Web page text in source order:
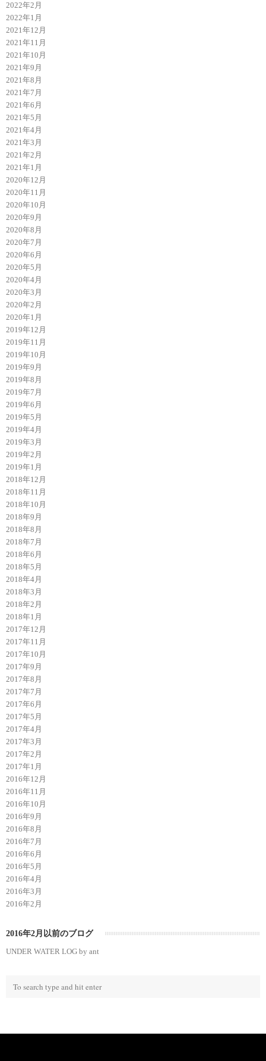
2022年2月
2022年1月
2021年12月
2021年11月
2021年10月
2021年9月
2021年8月
2021年7月
2021年6月
2021年5月
2021年4月
2021年3月
2021年2月
2021年1月
2020年12月
2020年11月
2020年10月
2020年9月
2020年8月
2020年7月
2020年6月
2020年5月
2020年4月
2020年3月
2020年2月
2020年1月
2019年12月
2019年11月
2019年10月
2019年9月
2019年8月
2019年7月
2019年6月
2019年5月
2019年4月
2019年3月
2019年2月
2019年1月
2018年12月
2018年11月
2018年10月
2018年9月
2018年8月
2018年7月
2018年6月
2018年5月
2018年4月
2018年3月
2018年2月
2018年1月
2017年12月
2017年11月
2017年10月
2017年9月
2017年8月
2017年7月
2017年6月
2017年5月
2017年4月
2017年3月
2017年2月
2017年1月
2016年12月
2016年11月
2016年10月
2016年9月
2016年8月
2016年7月
2016年6月
2016年5月
2016年4月
2016年3月
2016年2月
2016年2月以前のブログ
UNDER WATER LOG by ant